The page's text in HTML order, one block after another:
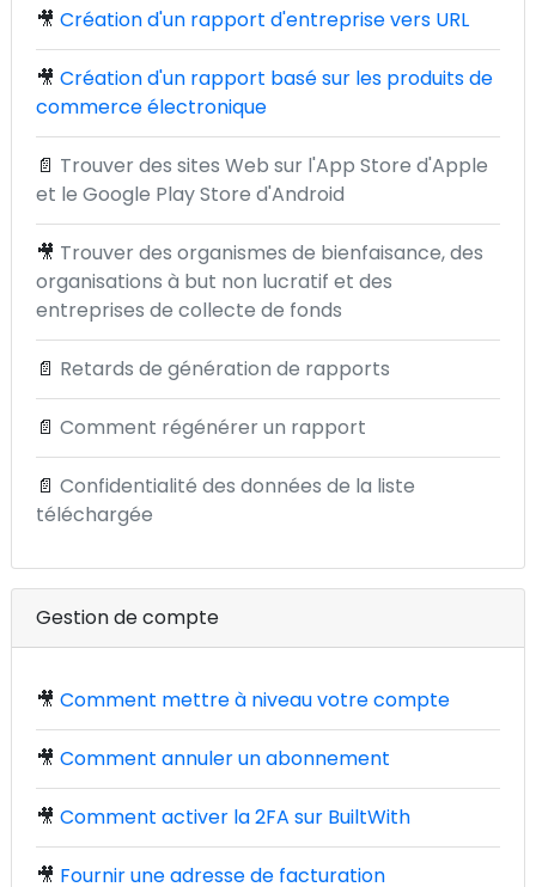
🎥 Création d'un rapport d'entreprise vers URL
🎥 Création d'un rapport basé sur les produits de
commerce électronique
📄 Trouver des sites Web sur l'App Store d'Apple
et le Google Play Store d'Android
🎥 Trouver des organismes de bienfaisance, des
organisations à but non lucratif et des
entreprises de collecte de fonds
📄 Retards de génération de rapports
📄 Comment régénérer un rapport
📄 Confidentialité des données de la liste
téléchargée
Gestion de compte
🎥 Comment mettre à niveau votre compte
🎥 Comment annuler un abonnement
🎥 Comment activer la 2FA sur BuiltWith
🎥 Fournir une adresse de facturation